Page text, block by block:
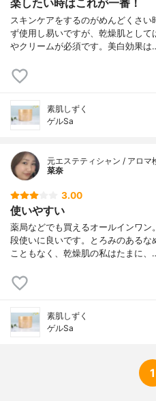
楽したい時はこれが一番！
スキンケアをするのがめんどくさ
ず使用し易いですが、乾燥肌とし
やクリームが必須です。美白効果は
素肌しずく
ゲルSa
元エステティシャン / アロマ
菜奈
3.00
使いやすい
薬局などでも買えるオールインワ
段使いに良いです。とろみのある
こともなく、乾燥肌の私はたまに、
素肌しずく
ゲルSa
1